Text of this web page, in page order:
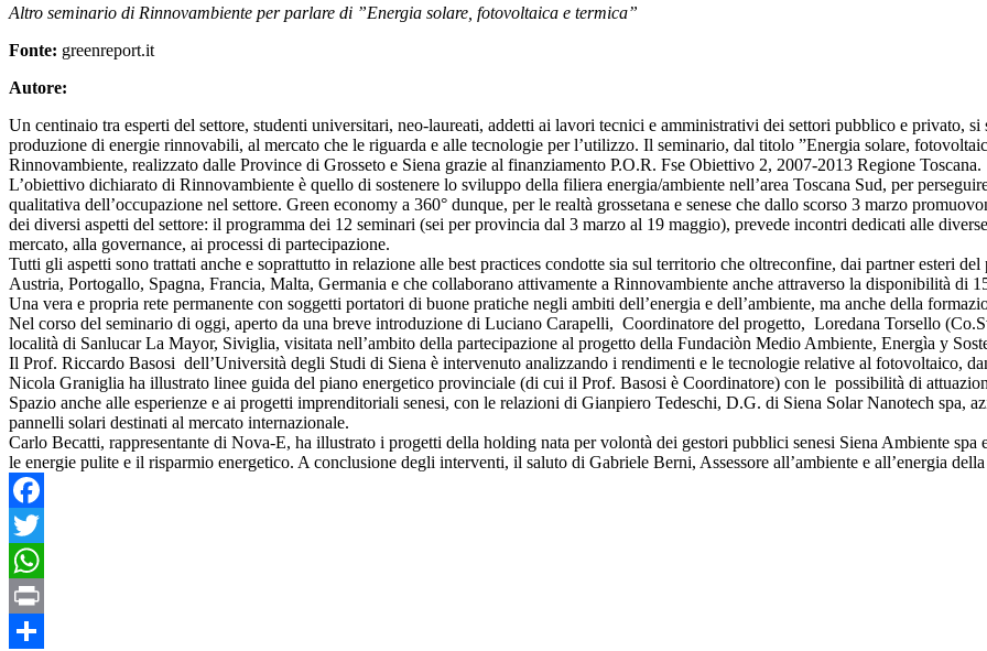
Altro seminario di Rinnovambiente per parlare di ”Energia solare, fotovoltaica e termica”
Fonte: greenreport.it
Autore:
Un centinaio tra esperti del settore, studenti universitari, neo-laureati, addetti ai lavori tecnici e amministrativi dei settori pubblico e privato,
produzione di energie rinnovabili, al mercato che le riguarda e alle tecnologie per l’utilizzo. Il seminario, dal titolo ”Energia solare,
Rinnovambiente, realizzato dalle Province di Grosseto e Siena grazie al finanziamento P.O.R. Fse Obiettivo 2, 2007-2013 Regione Toscana.
L’obiettivo dichiarato di Rinnovambiente è quello di sostenere lo sviluppo della filiera energia/ambiente nell’area Toscana Sud, per
qualitativa dell’occupazione nel settore. Green economy a 360° dunque, per le realtà grossetana e senese che dallo scorso 3 marzo
dei diversi aspetti del settore: il programma dei 12 seminari (sei per provincia dal 3 marzo al 19 maggio), prevede incontri dedicati alle
mercato, alla governance, ai processi di partecipazione.
Tutti gli aspetti sono trattati anche e soprattutto in relazione alle best practices condotte sia sul territorio che oltreconfine, dai partner esteri
Austria, Portogallo, Spagna, Francia, Malta, Germania e che collaborano attivamente a Rinnovambiente anche attraverso la disponibilità
Una vera e propria rete permanente con soggetti portatori di buone pratiche negli ambiti dell’energia e dell’ambiente, ma anche della
Nel corso del seminario di oggi, aperto da una breve introduzione di Luciano Carapelli, Coordinatore del progetto, Loredana Torsello
località di Sanlucar La Mayor, Siviglia, visitata nell’ambito della partecipazione al progetto della Fundaciòn Medio Ambiente, Energìa y
Il Prof. Riccardo Basosi dell’Università degli Studi di Siena è intervenuto analizzando i rendimenti e le tecnologie relative al fotovoltaico,
Nicola Graniglia ha illustrato linee guida del piano energetico provinciale (di cui il Prof. Basosi è Coordinatore) con le possibilità di
Spazio anche alle esperienze e ai progetti imprenditoriali senesi, con le relazioni di Gianpiero Tedeschi, D.G. di Siena Solar Nanotech spa,
pannelli solari destinati al mercato internazionale.
Carlo Becatti, rappresentante di Nova-E, ha illustrato i progetti della holding nata per volontà dei gestori pubblici senesi Siena Ambiente
le energie pulite e il risparmio energetico. A conclusione degli interventi, il saluto di Gabriele Berni, Assessore all’ambiente e all’energia
Facebook
Twitter
WhatsApp
Print